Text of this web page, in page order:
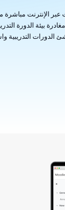
الإنترنت مباشرة